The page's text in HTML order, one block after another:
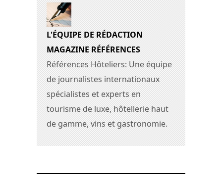
L'ÉQUIPE DE RÉDACTION
MAGAZINE RÉFÉRENCES
Références Hôteliers: Une équipe
de journalistes internationaux
spécialistes et experts en
tourisme de luxe, hôtellerie haut
de gamme, vins et gastronomie.